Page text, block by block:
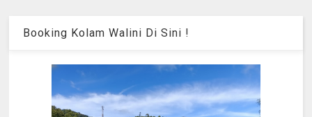
Booking Kolam Walini Di Sini !